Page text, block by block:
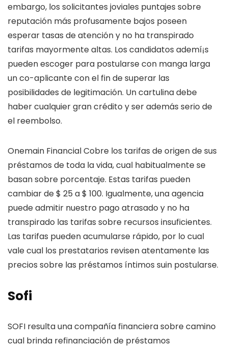
embargo, los solicitantes joviales puntajes sobre
reputación más profusamente bajos poseen
esperar tasas de atención y no ha transpirado
tarifas mayormente altas. Los candidatos ademí¡s
pueden escoger para postularse con manga larga
un co-aplicante con el fin de superar las
posibilidades de legitimación. Un cartulina debe
haber cualquier gran crédito y ser además serio de
el reembolso.
Onemain Financial Cobre los tarifas de origen de sus
préstamos de toda la vida, cual habitualmente se
basan sobre porcentaje. Estas tarifas pueden
cambiar de $ 25 a $ 100. Igualmente, una agencia
puede admitir nuestro pago atrasado y no ha
transpirado las tarifas sobre recursos insuficientes.
Las tarifas pueden acumularse rápido, por lo cual
vale cual los prestatarios revisen atentamente las
precios sobre las préstamos íntimos suin postularse.
Sofi
SOFI resulta una compañía financiera sobre camino
cual brinda refinanciación de préstamos